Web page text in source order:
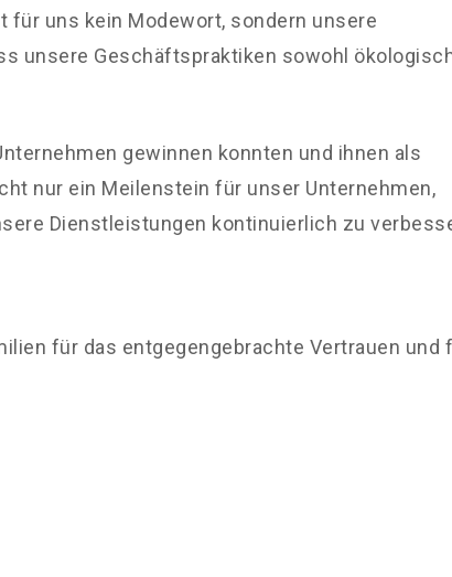
uns kein Modewort, sondern unsere
unsere Geschäftspraktiken sowohl
gewinnen konnten und ihnen als
nur ein Meilenstein für unser Unternehmen,
Dienstleistungen kontinuierlich zu
für das entgegengebrachte Vertrauen und